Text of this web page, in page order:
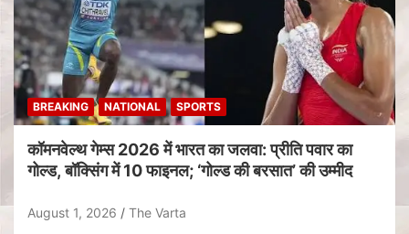
BREAKING NATIONAL SPORTS
कॉमनवेल्थ गेम्स 2026 में भारत का जलवा: प्रीति पवार का
गोल्ड, बॉक्सिंग में 10 फाइनल; ‘गोल्ड की बरसात’ की उम्मीद
August 1, 2026 The Varta